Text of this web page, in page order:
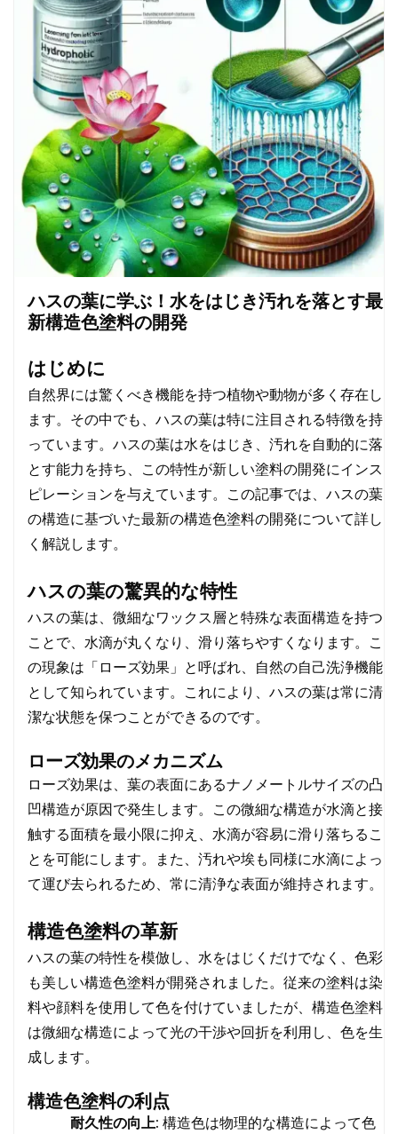
ハスの葉に学ぶ！水をはじき汚れを落とす最
新構造色塗料の開発
はじめに
自然界には驚くべき機能を持つ植物や動物が多く存在し
ます。その中でも、ハスの葉は特に注目される特徴を持
っています。ハスの葉は水をはじき、汚れを自動的に落
とす能力を持ち、この特性が新しい塗料の開発にインス
ピレーションを与えています。この記事では、ハスの葉
の構造に基づいた最新の構造色塗料の開発について詳し
く解説します。
ハスの葉の驚異的な特性
ハスの葉は、微細なワックス層と特殊な表面構造を持つ
ことで、水滴が丸くなり、滑り落ちやすくなります。こ
の現象は「ローズ効果」と呼ばれ、自然の自己洗浄機能
として知られています。これにより、ハスの葉は常に清
潔な状態を保つことができるのです。
ローズ効果のメカニズム
ローズ効果は、葉の表面にあるナノメートルサイズの凸
凹構造が原因で発生します。この微細な構造が水滴と接
触する面積を最小限に抑え、水滴が容易に滑り落ちるこ
とを可能にします。また、汚れや埃も同様に水滴によっ
て運び去られるため、常に清浄な表面が維持されます。
構造色塗料の革新
ハスの葉の特性を模倣し、水をはじくだけでなく、色彩
も美しい構造色塗料が開発されました。従来の塗料は染
料や顔料を使用して色を付けていましたが、構造色塗料
は微細な構造によって光の干渉や回折を利用し、色を生
成します。
構造色塗料の利点
耐久性の向上: 構造色は物理的な構造によって色